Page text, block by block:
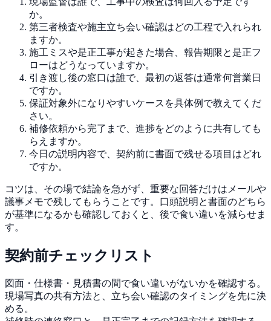
か。
第三者検査や施主立ち会い確認はどの工程で入れられ
ますか。
施工ミスや是正工事が起きた場合、報告期限と是正フ
ローはどうなっていますか。
引き渡し後の窓口は誰で、最初の返答は通常何営業日
ですか。
保証対象外になりやすいケースを具体例で教えてくだ
さい。
補修依頼から完了まで、進捗をどのように共有しても
らえますか。
今日の説明内容で、契約前に書面で残せる項目はどれ
ですか。
コツは、その場で結論を急がず、重要な回答だけはメールや
議事メモで残してもらうことです。口頭説明と書面のどちら
が基準になるかも確認しておくと、後で食い違いを減らせま
す。
契約前チェックリスト
図面・仕様書・見積書の間で食い違いがないかを確認する。
現場写真の共有方法と、立ち会い確認のタイミングを先に決
める。